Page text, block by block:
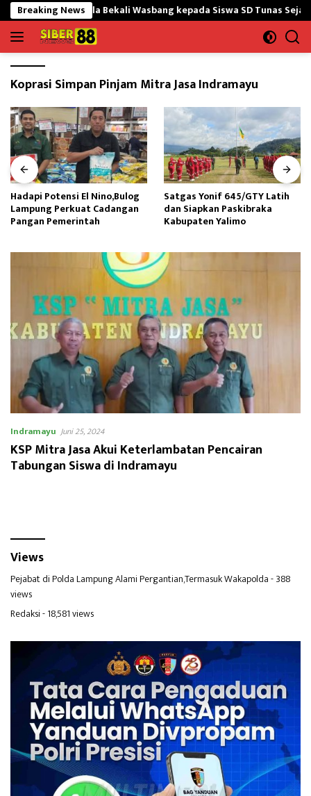
Langsung
ke
konten
Breaking News
Nanggala Bekali Wasbang kepada Siswa SD Tunas Sejahtera
Koprasi Simpan Pinjam Mitra Jasa Indramayu
Hadapi Potensi El Nino,Bulog
Lampung Perkuat Cadangan
Pangan Pemerintah
Satgas Yonif 645/GTY Latih
dan Siapkan Paskibraka
Kabupaten Yalimo
Indramayu Juni 25, 2024
KSP Mitra Jasa Akui Keterlambatan Pencairan
Tabungan Siswa di Indramayu
Views
Pejabat di Polda Lampung Alami Pergantian,Termasuk Wakapolda- 388
views
Redaksi- 18,581 views